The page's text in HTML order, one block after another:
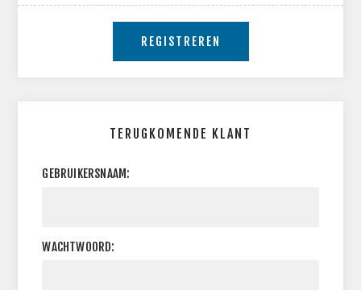
REGISTREREN
TERUGKOMENDE KLANT
GEBRUIKERSNAAM:
WACHTWOORD: